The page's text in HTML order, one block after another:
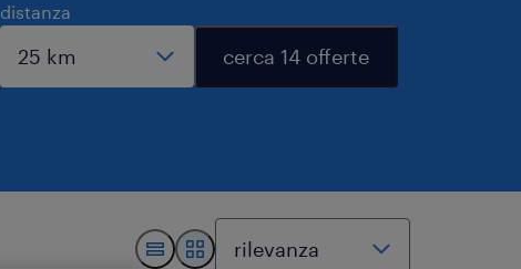
distanza
cerca 14 offerte